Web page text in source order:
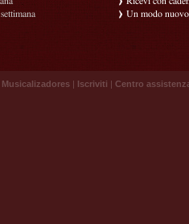
Un modo
Musicalizadores | Iscriviti | Centro